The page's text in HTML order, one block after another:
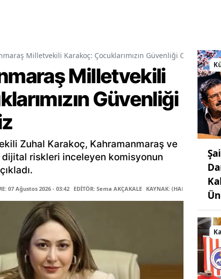
Milletvekili Karakoç: Çocuklarımızın Güvenliği Ortak
Milletvekili
Güvenliği
Zuhal Karakoç, Kahramanmaraş ve
dijital riskleri inceleyen komisyonun
07 Ağustos 2026 - 03:42 EDİTÖR: Sema AKÇAKALE KAYNAK: (HABER MERKEZİ)